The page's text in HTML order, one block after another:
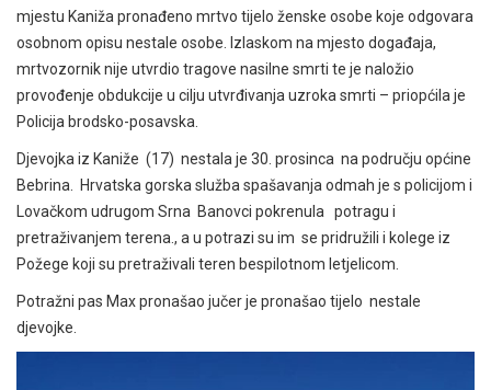
mjestu Kaniža pronađeno mrtvo tijelo ženske osobe koje odgovara
osobnom opisu nestale osobe. Izlaskom na mjesto događaja,
mrtvozornik nije utvrdio tragove nasilne smrti te je naložio
provođenje obdukcije u cilju utvrđivanja uzroka smrti – priopćila je
Policija brodsko-posavska.
Djevojka iz Kaniže (17) nestala je 30. prosinca na području općine
Bebrina. Hrvatska gorska služba spašavanja odmah je s policijom i
Lovačkom udrugom Srna Banovci pokrenula potragu i
pretraživanjem terena., a u potrazi su im se pridružili i kolege iz
Požege koji su pretraživali teren bespilotnom letjelicom.
Potražni pas Max pronašao jučer je pronašao tijelo nestale
djevojke.